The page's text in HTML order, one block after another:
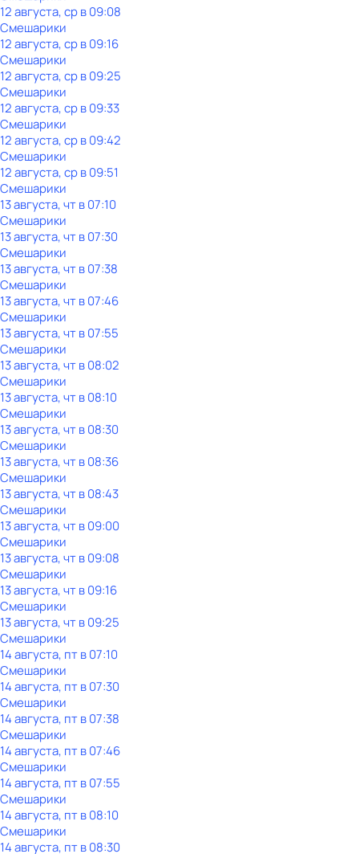
12 августа, ср в 09:08
Смешарики
12 августа, ср в 09:16
Смешарики
12 августа, ср в 09:25
Смешарики
12 августа, ср в 09:33
Смешарики
12 августа, ср в 09:42
Смешарики
12 августа, ср в 09:51
Смешарики
13 августа, чт в 07:10
Смешарики
13 августа, чт в 07:30
Смешарики
13 августа, чт в 07:38
Смешарики
13 августа, чт в 07:46
Смешарики
13 августа, чт в 07:55
Смешарики
13 августа, чт в 08:02
Смешарики
13 августа, чт в 08:10
Смешарики
13 августа, чт в 08:30
Смешарики
13 августа, чт в 08:36
Смешарики
13 августа, чт в 08:43
Смешарики
13 августа, чт в 09:00
Смешарики
13 августа, чт в 09:08
Смешарики
13 августа, чт в 09:16
Смешарики
13 августа, чт в 09:25
Смешарики
14 августа, пт в 07:10
Смешарики
14 августа, пт в 07:30
Смешарики
14 августа, пт в 07:38
Смешарики
14 августа, пт в 07:46
Смешарики
14 августа, пт в 07:55
Смешарики
14 августа, пт в 08:10
Смешарики
14 августа, пт в 08:30